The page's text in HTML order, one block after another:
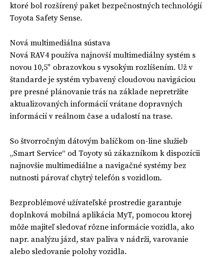
ktoré bol rozšírený paket bezpečnostných technológií
Toyota Safety Sense.
Nová multimediálna sústava
Nová RAV4 používa najnovší multimediálny systém s
novou 10,5″ obrazovkou s vysokým rozlíšením. Už v
štandarde je systém vybavený cloudovou navigáciou
pre presné plánovanie trás na základe nepretržite
aktualizovaných informácií vrátane dopravných
informácií v reálnom čase a udalostí na trase.
So štvorročným dátovým balíčkom on-line služieb
„Smart Service“ od Toyoty sú zákazníkom k dispozícii
najnovšie multimediálne a navigačné systémy bez
nutnosti párovať chytrý telefón s vozidlom.
Bezproblémové užívateľské prostredie garantuje
doplnková mobilná aplikácia MyT, pomocou ktorej
môže majiteľ sledovať rôzne informácie vozidla, ako
napr. analýzu jázd, stav paliva v nádrži, varovanie
alebo sledovanie polohy vozidla.